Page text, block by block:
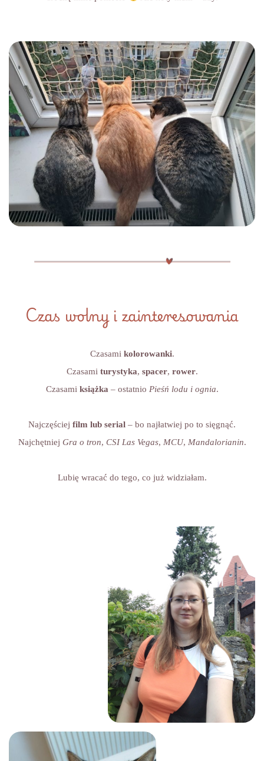
Czas wolny i zainteresowania
Czasami kolorowanki.
Czasami turystyka, spacer, rower.
Czasami książka – ostatnio Pieśń lodu i ognia.
Najczęściej film lub serial – bo najłatwiej po to sięgnąć.
Najchętniej Gra o tron, CSI Las Vegas, MCU, Mandalorianin.
Lubię wracać do tego, co już widziałam.